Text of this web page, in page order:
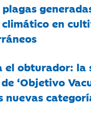
plagas
en
el obturador: la
‘Objetivo
nuevas